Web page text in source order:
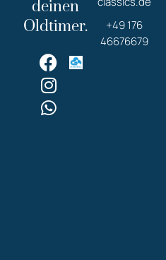
deinen
Oldtimer.
+49 176
46676679